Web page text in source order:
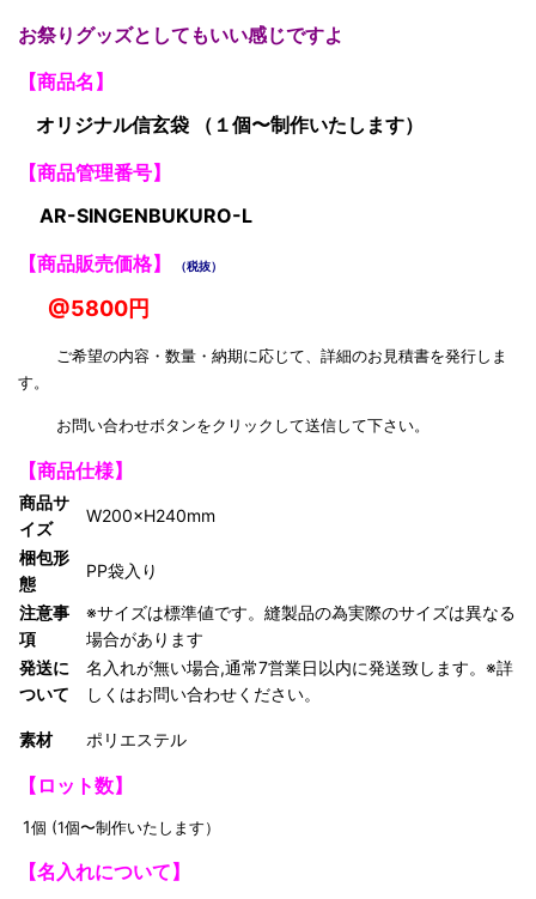
お祭りグッズとしてもいい感じですよ
【商品名】
オリジナル信玄袋 （１個〜制作いたします）
【商品管理番号】
AR-SINGENBUKURO-L
【商品販売価格】 （税抜）
@5800円
ご希望の内容・数量・納期に応じて、詳細のお見積書を発行しま
す。
お問い合わせボタンをクリックして送信して下さい。
【商品仕様】
商品サ
イズ
W200×H240mm
梱包形
態
PP袋入り
注意事
項
※サイズは標準値です。縫製品の為実際のサイズは異なる
場合があります
発送に
ついて
名入れが無い場合,通常7営業日以内に発送致します。※詳
しくはお問い合わせください。
素材 ポリエステル
【ロット数】
1個 (1個〜制作いたします）
【名入れについて】